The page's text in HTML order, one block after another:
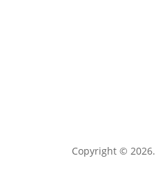
Copyright ©